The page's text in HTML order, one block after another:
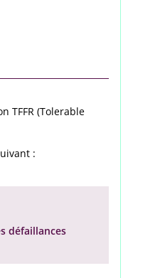
TFFR (Tolerable
:
défaillances